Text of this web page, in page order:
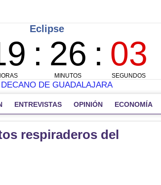
ENTREVISTAS OPINIÓN ECONOMÍA
respiraderos del